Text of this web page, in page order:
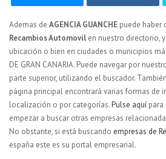
Ademas de AGENCIA GUANCHE puede haber
Recambios Automovil en nuestro directorio,
ubicación o bien en ciudades o municipios
DE GRAN CANARIA. Puede navegar por
parte superior, utilizando el buscador.
página principal encontrará varias formas de
localización o por categorías.Pulse aquí
empezar a buscar otras empresas
No obstante, si está buscando empresas de
españa este es su portal empresarial.